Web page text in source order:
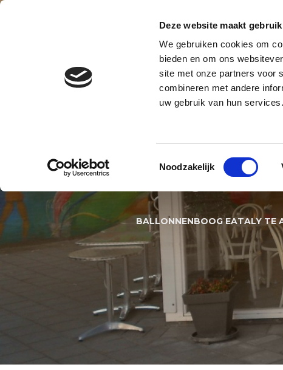
Deze website maakt
We gebruiken cookies om
bieden en om ons
site met onze partners voor
combineren met andere
uw gebruik van hun services.
Toestemmingsselectie
Noodzakelijk
BALLONNENBOOG
BALLONNEN DECORATIES
BALLONNENBOOG EATALY TE